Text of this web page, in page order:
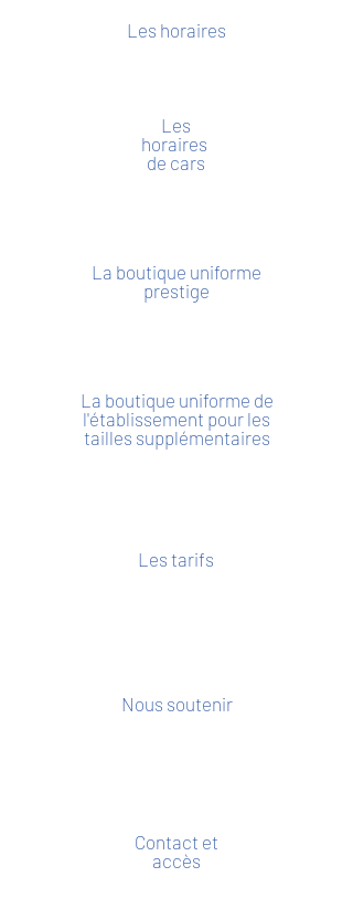
Les horaires
Les
horaires
de cars
La boutique uniforme
prestige
La boutique uniforme de
l'établissement pour les
tailles supplémentaires
Les tarifs
Nous soutenir
Contact et
accès